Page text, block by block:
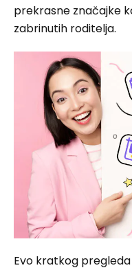
prekrasne značajke
zabrinutih roditelja.
Evo kratkog